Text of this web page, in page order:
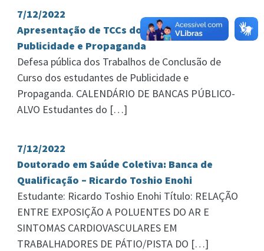
7/12/2022
Apresentação de TCCs do Curso de
Publicidade e Propaganda
Defesa pública dos Trabalhos de Conclusão de
Curso dos estudantes de Publicidade e
Propaganda. CALENDÁRIO DE BANCAS PÚBLICO-
ALVO Estudantes do […]
7/12/2022
Doutorado em Saúde Coletiva: Banca de
Qualificação – Ricardo Toshio Enohi
Estudante: Ricardo Toshio Enohi Título: RELAÇÃO
ENTRE EXPOSIÇÃO A POLUENTES DO AR E
SINTOMAS CARDIOVASCULARES EM
TRABALHADORES DE PÁTIO/PISTA DO […]